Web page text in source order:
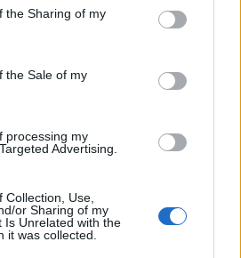
the Sharing of my
the Sale of my
processing my
Advertising.
Use,
or Sharing of my
Is Unrelated with the
it was collected.
— будь готов уже
Я аж растерялась».
в ресторане Akropole
делать новую eID-карту?
часть общества